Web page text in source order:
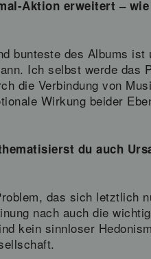
Aktion erweitert –
bunteste des Albums ist
Ich selbst werde das
die Verbindung von
Wirkung beider
du auch
das sich letztlich
nach auch die
kein sinnloser